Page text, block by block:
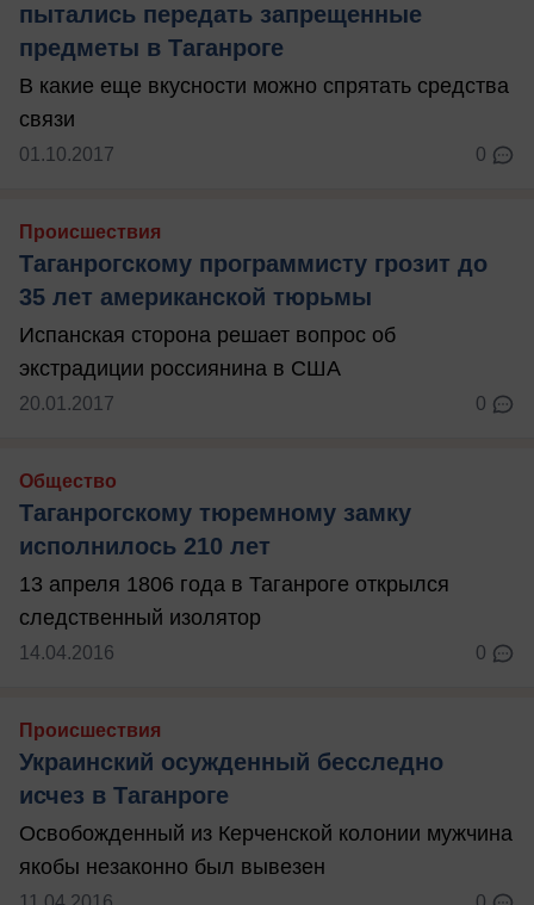
пытались передать запрещенные
предметы в Таганроге
В какие еще вкусности можно спрятать средства
связи
01.10.2017 0
Происшествия
Таганрогскому программисту грозит до
35 лет американской тюрьмы
Испанская сторона решает вопрос об
экстрадиции россиянина в США
20.01.2017 0
Общество
Таганрогскому тюремному замку
исполнилось 210 лет
13 апреля 1806 года в Таганроге открылся
следственный изолятор
14.04.2016 0
Происшествия
Украинский осужденный бесследно
исчез в Таганроге
Освобожденный из Керченской колонии мужчина
якобы незаконно был вывезен